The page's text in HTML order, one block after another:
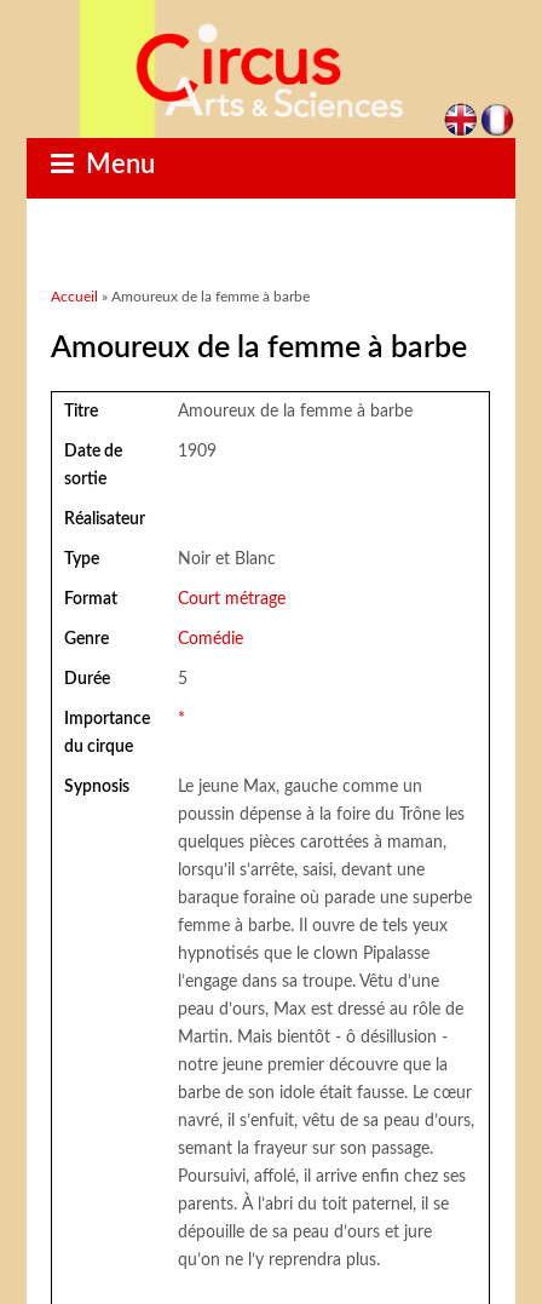
Menu
Vous êtes ici
Accueil » Amoureux de la femme à barbe
Amoureux de la femme à barbe
Titre Amoureux de la femme à barbe
Date de
sortie
1909
Réalisateur
Type Noir et Blanc
Format Court métrage
Genre Comédie
Durée 5
Importance
du cirque
*
Sypnosis
Le jeune Max, gauche comme un
poussin dépense à la foire du Trône les
quelques pièces carottées à maman,
lorsqu’il s’arrête, saisi, devant une
baraque foraine où parade une superbe
femme à barbe. Il ouvre de tels yeux
hypnotisés que le clown Pipalasse
l’engage dans sa troupe. Vêtu d’une
peau d’ours, Max est dressé au rôle de
Martin. Mais bientôt - ô désillusion -
notre jeune premier découvre que la
barbe de son idole était fausse. Le cœur
navré, il s’enfuit, vêtu de sa peau d’ours,
semant la frayeur sur son passage.
Poursuivi, affolé, il arrive enfin chez ses
parents. À l’abri du toit paternel, il se
dépouille de sa peau d’ours et jure
qu’on ne l’y reprendra plus.